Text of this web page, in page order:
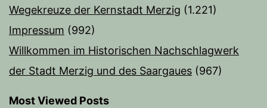
Wegekreuze der Kernstadt Merzig (1.221)
Impressum (992)
Willkommen im Historischen Nachschlagwerk
der Stadt Merzig und des Saargaues (967)
Most Viewed Posts